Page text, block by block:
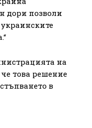
дори позволи
на
това решение
в